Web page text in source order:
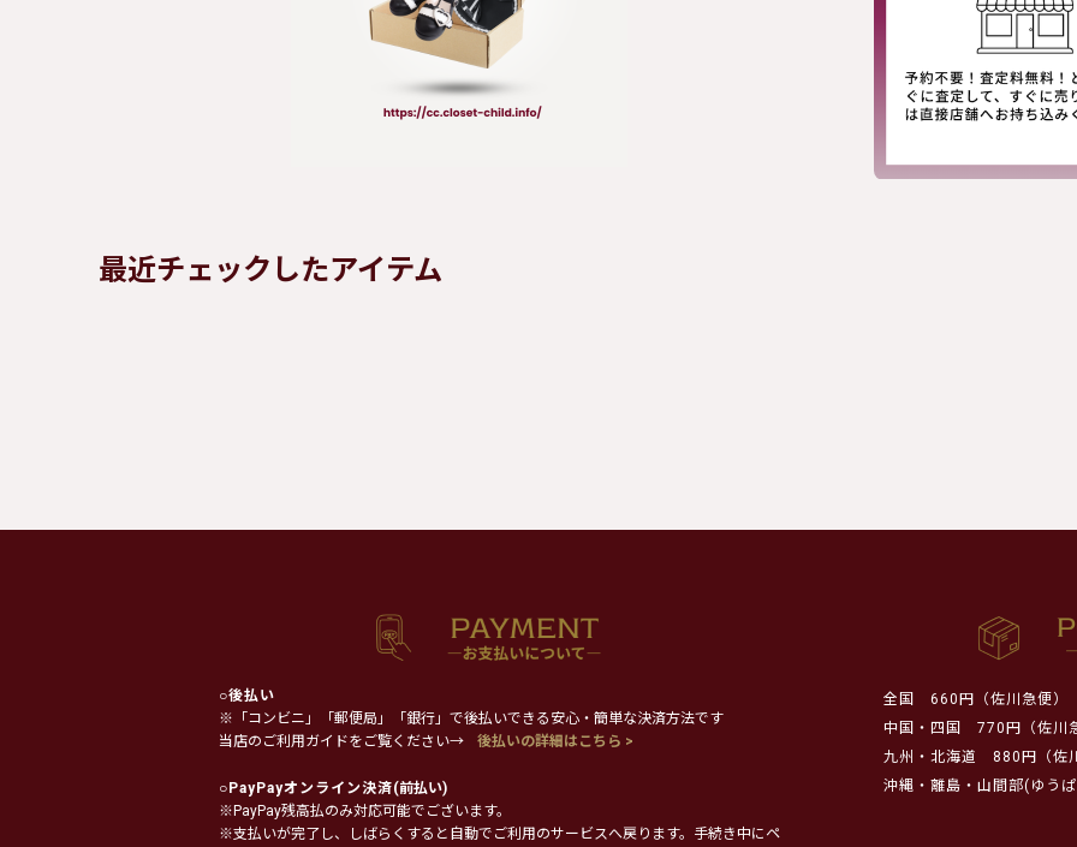
最近チェックしたアイテム
○後払い
※「コンビニ」「郵便局」「銀行」で後払いできる安心・簡単な決済方法です
当店のご利用ガイドをご覧ください→
後払いの詳細はこちら >
○PayPayオンライン決済(前払い)
※PayPay残高払のみ対応可能でございます。
※支払いが完了し、しばらくすると自動でご利用のサービスへ戻ります。手続き中にペ
全国
660円（佐川急便）
中国・四国
770円（佐川
九州・北海道
880円（佐
沖縄・離島・山間部(ゆう